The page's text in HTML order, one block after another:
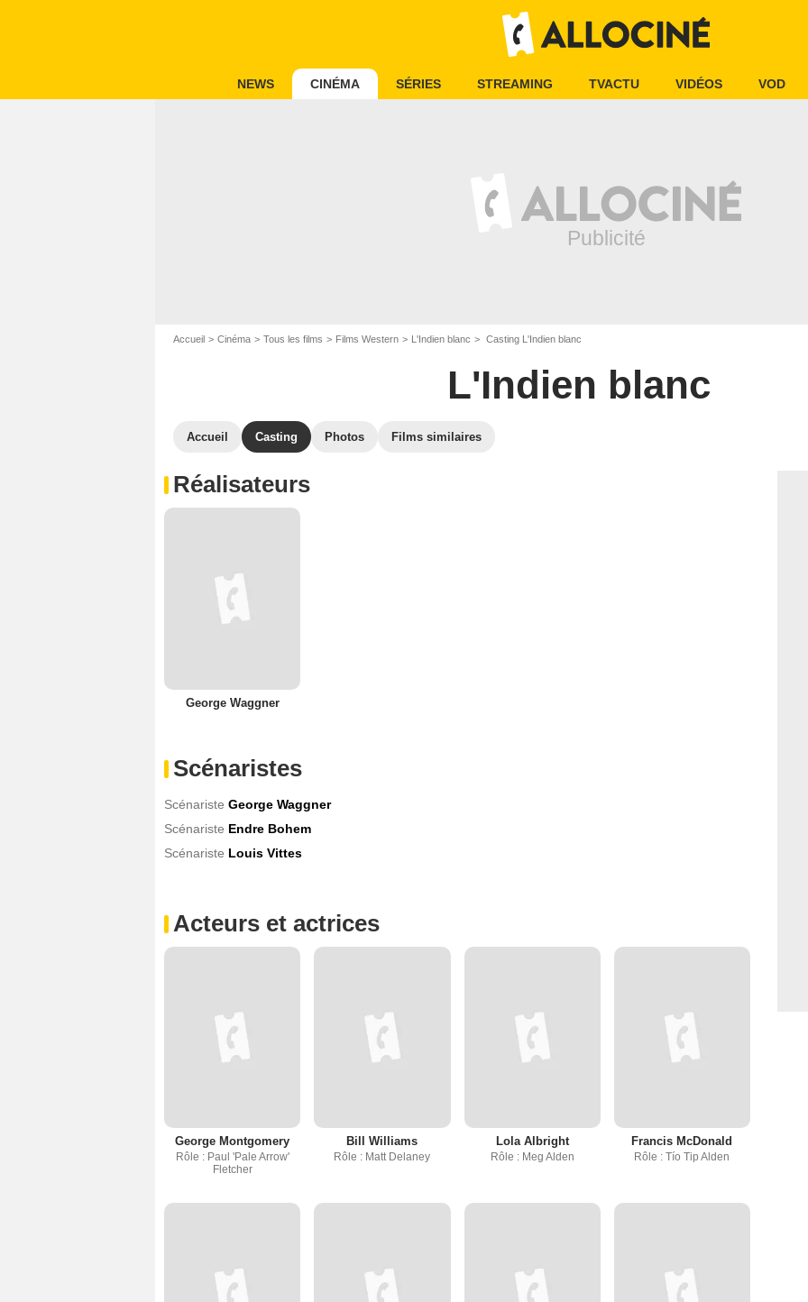
NEWS CINÉMA SÉRIES STREAMING TVACTU VIDÉOS VOD
Accueil Cinéma Tous les films Films Western L'Indien blanc Casting L'Indien blanc
L'Indien blanc
Accueil Casting Photos Films similaires
Réalisateurs
George Waggner
Scénaristes
Scénariste George Waggner
Scénariste Endre Bohem
Scénariste Louis Vittes
Acteurs et actrices
George Montgomery
Rôle : Paul 'Pale Arrow'
Fletcher
Bill Williams
Rôle : Matt Delaney
Lola Albright
Rôle : Meg Alden
Francis McDonald
Rôle : Tío Tip Alden